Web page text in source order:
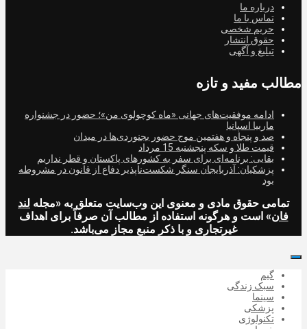
درباره ما
تماس با ما
حریم شخصی
حقوق انتشار
تبلیغ و آگهی
مطالب مفید و تازه
ادامه موفقیت‌های جهانی «ماه کوچولوی من»؛ حضور در جشنواره
ماربیا اسپانیا
صد و پنجاه و هفتمین موج حضور بجنوردی‌ها در میدان
قیمت طلا و سکه پنجشنبه 15 مرداد
بقایی: برنامه‌ای برای سفر به کشورهای پاکستان و قطر نداریم
پزشکیان: آذربایجان سنگر شکست‌ناپذیر دفاع از قانون در مشروطه
بود
تمامی حقوق مادی و معنوی این وب‌سایت متعلق به «مجله لند
فان» است و هرگونه استفاده از مطالب آن صرفاً برای اهداف
غیرتجاری و با ذکر منبع مجاز می‌باشد.
گیم
سبک زندگی
سینما
پزشکی
تکنولوژی